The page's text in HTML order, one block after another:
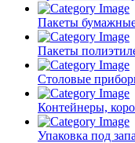
Пакеты
Пакеты
Столовые
Контейнеры,
Упаковка под